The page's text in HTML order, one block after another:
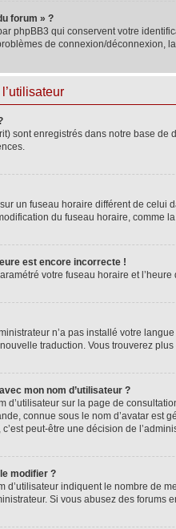
forum » ?
phpBB3 qui conservent votre
de connexion/déconnexion,
sont enregistrés dans notre base de
sur un fuseau horaire différent de
du fuseau horaire, comme
est encore incorrecte !
votre fuseau horaire et
n’a pas installé votre
traduction. Vous trouverez
mon nom d’utilisateur ?
d’utilisateur sur la page de
connue sous le nom d’avatar est
peut-être une décision de
modifier ?
d’utilisateur indiquent le nombre de
Si vous abusez des